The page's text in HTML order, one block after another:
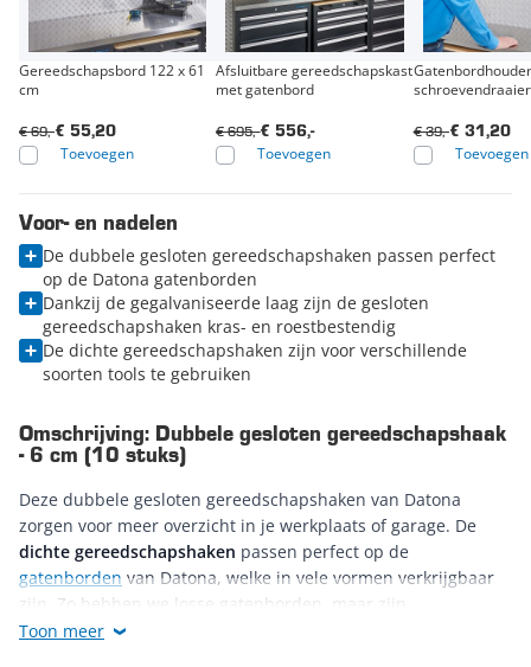
Gereedschapsbord 122 x 61
cm
€ 55,20
€ 69,-
Toevoegen
Afsluitbare gereedschapskast
met gatenbord
€ 556,-
€ 695,-
Toevoegen
€ 31,20
€ 39,-
Toevoegen
Voor- en nadelen
De dubbele gesloten gereedschapshaken passen perfect
op de Datona gatenborden
Dankzij de gegalvaniseerde laag zijn de gesloten
gereedschapshaken kras- en roestbestendig
De dichte gereedschapshaken zijn voor verschillende
soorten tools te gebruiken
Omschrijving: Dubbele gesloten gereedschapshaak
- 6 cm (10 stuks)
Deze dubbele gesloten gereedschapshaken van Datona
zorgen voor meer overzicht in je werkplaats of garage. De
dichte gereedschapshaken passen perfect op de
gatenborden van Datona, welke in vele vormen verkrijgbaar
zijn. Zo hebben we losse gatenborden, maar zijn
verschillende werkplaatsinrichtingen en
Toon meer